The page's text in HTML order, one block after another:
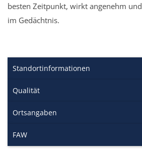
besten Zeitpunkt, wirkt angenehm
im Gedächtnis.
Standortinformationen
Qualität
Ortsangaben
FAW